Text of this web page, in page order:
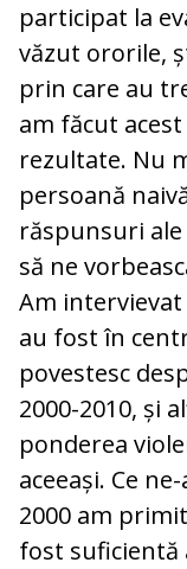
participat la
văzut ororile,
prin care au
am făcut
rezultate. Nu
persoană
răspunsuri
să ne
Am
au fost în
povestesc
2000-2010, și
ponderea
aceeași. Ce
2000 am
fost suficientă